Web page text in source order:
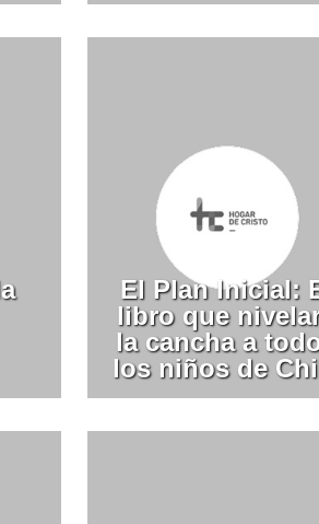
El Plan Inicial:
libro que
la cancha a
los niños de